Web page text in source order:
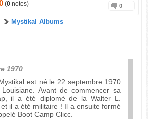
(0 notes) 0
Mystikal Albums
1970
est né le 22 septembre 1970
Avant de commencer sa
il a été diplomé de la Walter L.
il a été militaire ! Il a ensuite formé
Boot Camp Clicc.